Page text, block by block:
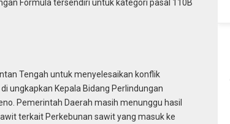
Formula tersendiri untuk kategori pasal 110B
Tengah untuk menyelesaikan konflik
ungkapkan Kepala Bidang Perlindungan
Pemerintah Daerah masih menunggu hasil
terkait Perkebunan sawit yang masuk ke